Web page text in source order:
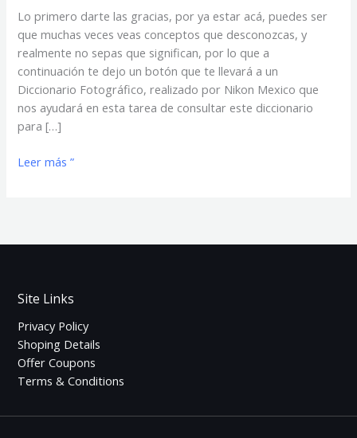
Lo primero darte las gracias, por ya estar acá, puedes ser
que muchas veces veas conceptos que desconozcas, y
realmente no sepas que significan, por lo que a
continuación te dejo un botón que te llevará a un
Diccionario Fotográfico, realizado por Nikon Mexico que
nos ayudará en esta tarea de consultar este diccionario
para […]
sueño…
Leer más ”
Site Links
Privacy Policy
Shoping Details
Offer Coupons
Terms & Conditions